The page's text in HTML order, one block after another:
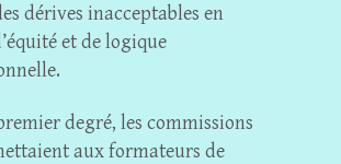
dérives inacceptables en
et de logique
degré, les commissions
aux formateurs de